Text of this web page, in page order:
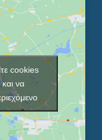
cookies
να